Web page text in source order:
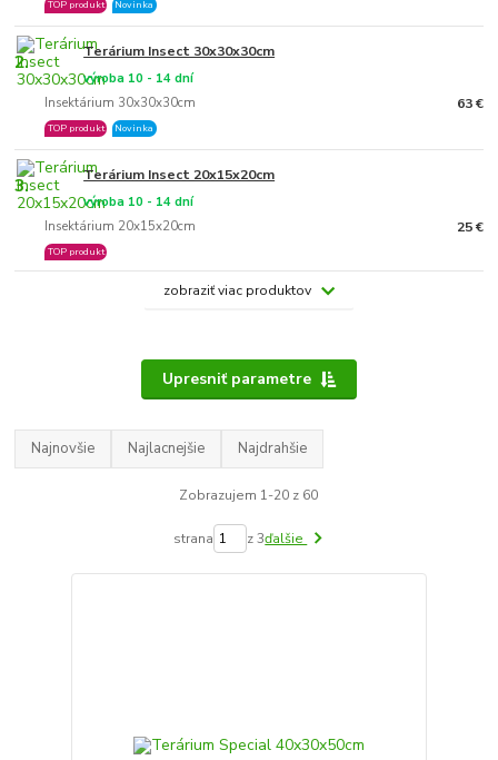
TOP produkt Novinka
2. Terárium Insect 30x30x30cm
Insektárium 30x30x30cm
výroba 10 - 14 dní
TOP produkt Novinka
63 €
3. Terárium Insect 20x15x20cm
Insektárium 20x15x20cm
výroba 10 - 14 dní
TOP produkt
25 €
zobraziť viac produktov
Upresniť parametre
Najnovšie Najlacnejšie Najdrahšie
Zobrazujem 1-20 z 60
strana z 3ďalšie